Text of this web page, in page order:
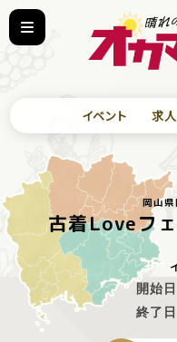
イベント 求人
岡山
古着Loveフ
開始
終了